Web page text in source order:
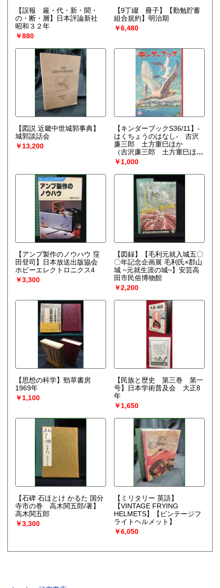
【誤報 厳・代・新・聞・
の・断・層】日本評論新社
昭和３２年
￥880
【9丁綴 冊子】【勤勉貯蓄
組合規約】明治期
￥6,480
【図説 近畿中世城郭事典】
城郭談話会
￥13,200
【キンダーブックS36/11】-
はくちょうのはなし- 吉沢
廉三郎 土方重巳ほか
（吉沢廉三郎 土方重巳ほ
か）
￥1,000
【アンプ製作のノウハウ 窪
田登司】日本放送出版協会
ホビーエレクトロニクス4
￥3,300
【図録】【毛利元就入城五〇
〇年記念企画展 毛利氏×郡山
城 ~元就生涯の城~】安芸高
田市民俗博物館
￥2,200
【思想の科学】勁草書房
1969年
￥1,100
【民族と歴史 第三巻 第一
号】日本学術普及会 大正8
年
￥1,650
【石碑 石ほとけ かるた 国分
寺市の巻 高木関五郎/著】
高木関五郎
￥3,300
【ミリタリー 英語】
【VINTAGE FRYING
HELMETS】【ビンテージフ
ライトヘルメット】
￥6,050